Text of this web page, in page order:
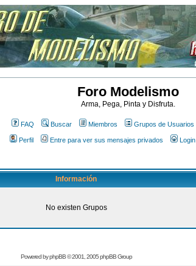
Foro Modelismo
Arma, Pega, Pinta y Disfruta.
FAQ Buscar Miembros Grupos de Usuarios
Perfil Entre para ver sus mensajes privados Login
Información
No existen Grupos
Powered byphpBB© 2001, 2005 phpBB Group